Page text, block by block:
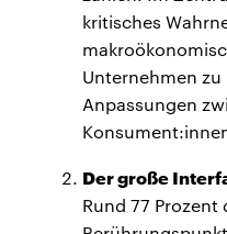
kritisches
Unternehmen
Anpassungen
Der große
Rund 77